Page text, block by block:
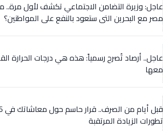
عاجل: وزيرة التضامن الاجتماعي تكشف لأول مرة..
مصر مع البحرين التي ستعود بالنفع على المواطنين؟
عاجل.. أرصاد تُصرح رسمياً: هذه هي درجات الحرارة
معها
تطورات الزيادة المرتقبة